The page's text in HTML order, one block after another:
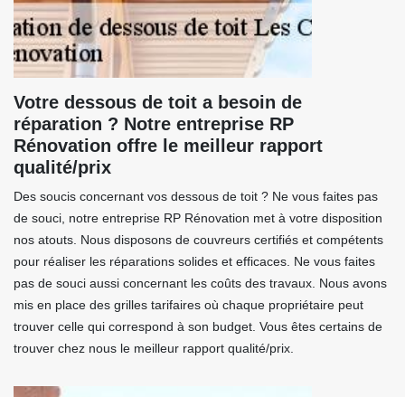
Votre dessous de toit a besoin de
réparation ? Notre entreprise RP
Rénovation offre le meilleur rapport
qualité/prix
Des soucis concernant vos dessous de toit ? Ne vous faites pas
de souci, notre entreprise RP Rénovation met à votre disposition
nos atouts. Nous disposons de couvreurs certifiés et compétents
pour réaliser les réparations solides et efficaces. Ne vous faites
pas de souci aussi concernant les coûts des travaux. Nous avons
mis en place des grilles tarifaires où chaque propriétaire peut
trouver celle qui correspond à son budget. Vous êtes certains de
trouver chez nous le meilleur rapport qualité/prix.